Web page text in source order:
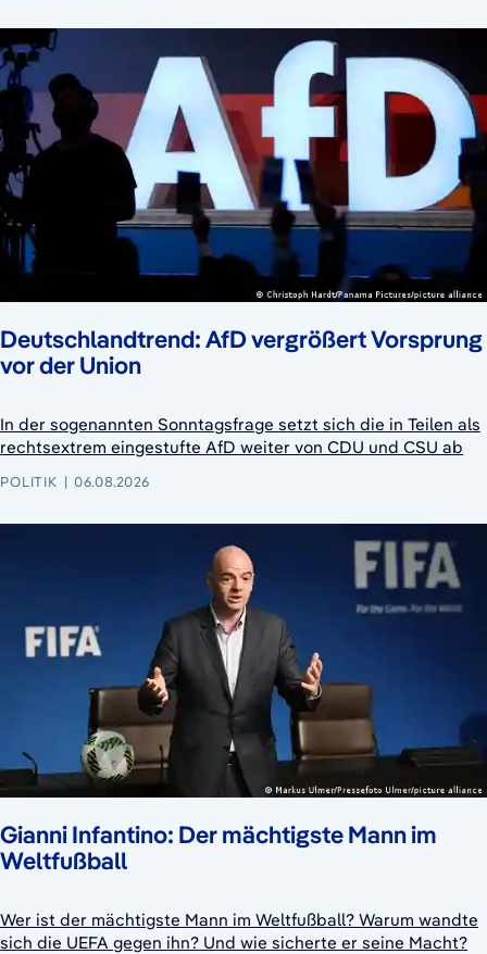
Deutschlandtrend: AfD vergrößert Vorsprung
vor der Union
In der sogenannten Sonntagsfrage setzt sich die in Teilen als
rechtsextrem eingestufte AfD weiter von CDU und CSU ab
POLITIK 06.08.2026
Gianni Infantino: Der mächtigste Mann im
Weltfußball
Wer ist der mächtigste Mann im Weltfußball? Warum wandte
sich die UEFA gegen ihn? Und wie sicherte er seine Macht?